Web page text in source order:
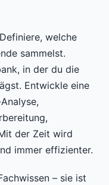
welche
sammelst.
in der du die
Entwickle eine
der Zeit wird
immer effizienter.
– sie ist